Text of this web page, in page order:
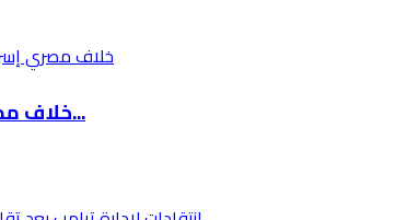
خلاف مصري إسرائيلي حول آلية إدخال البضائع إلى...